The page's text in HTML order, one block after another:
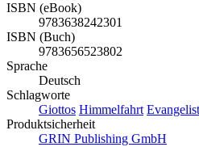
ISBN (eBook)
9783638242301
ISBN (Buch)
9783656523802
Sprache
Deutsch
Schlagworte
Giottos Himmelfahrt
Produktsicherheit
GRIN Publishing GmbH